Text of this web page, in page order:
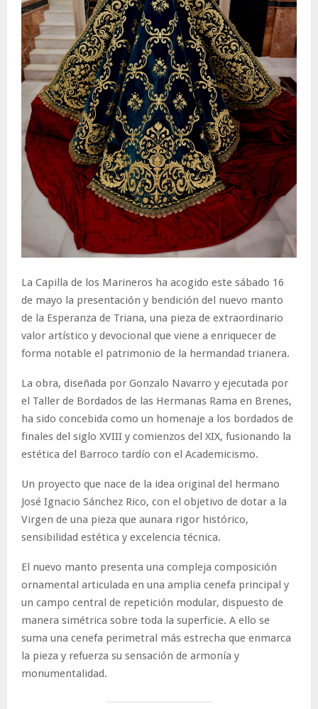
La Capilla de los Marineros ha acogido este sábado 16
de mayo la presentación y bendición del nuevo manto
de la Esperanza de Triana, una pieza de extraordinario
valor artístico y devocional que viene a enriquecer de
forma notable el patrimonio de la hermandad trianera.
La obra, diseñada por Gonzalo Navarro y ejecutada por
el Taller de Bordados de las Hermanas Rama en Brenes,
ha sido concebida como un homenaje a los bordados de
finales del siglo XVIII y comienzos del XIX, fusionando la
estética del Barroco tardío con el Academicismo.
Un proyecto que nace de la idea original del hermano
José Ignacio Sánchez Rico, con el objetivo de dotar a la
Virgen de una pieza que aunara rigor histórico,
sensibilidad estética y excelencia técnica.
El nuevo manto presenta una compleja composición
ornamental articulada en una amplia cenefa principal y
un campo central de repetición modular, dispuesto de
manera simétrica sobre toda la superficie. A ello se
suma una cenefa perimetral más estrecha que enmarca
la pieza y refuerza su sensación de armonía y
monumentalidad.